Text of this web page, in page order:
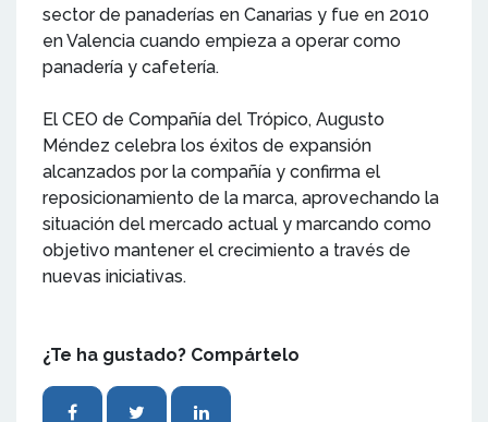
sector de panaderías en Canarias y fue en 2010
en Valencia cuando empieza a operar como
panadería y cafetería.
El CEO de Compañía del Trópico, Augusto
Méndez celebra los éxitos de expansión
alcanzados por la compañía y confirma el
reposicionamiento de la marca, aprovechando la
situación del mercado actual y marcando como
objetivo mantener el crecimiento a través de
nuevas iniciativas.
¿Te ha gustado? Compártelo